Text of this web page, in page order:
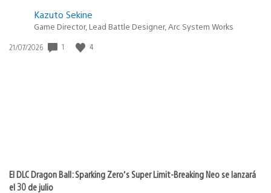
Kazuto Sekine
Game Director, Lead Battle Designer, Arc System Works
Fecha
21/07/2026 1 4
El DLC Dragon Ball: Sparking Zero’s Super Limit-Breaking Neo se lanzará
el 30 de julio